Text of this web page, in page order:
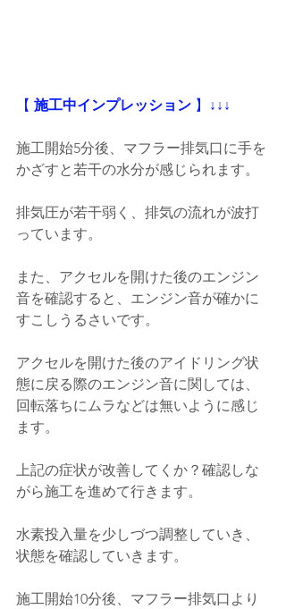
【 施工中インプレッション 】 ↓↓↓
施工開始5分後、マフラー排気口に手を
かざすと若干の水分が感じられます。
排気圧が若干弱く、排気の流れが波打
っています。
また、アクセルを開けた後のエンジン
音を確認すると、エンジン音が確かに
すこしうるさいです。
アクセルを開けた後のアイドリング状
態に戻る際のエンジン音に関しては、
回転落ちにムラなどは無いように感じ
ます。
上記の症状が改善してくか？確認しな
がら施工を進めて行きます。
水素投入量を少しづつ調整していき、
状態を確認していきます。
施工開始10分後、マフラー排気口より